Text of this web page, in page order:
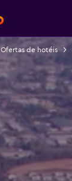
Ofertas de hotéis